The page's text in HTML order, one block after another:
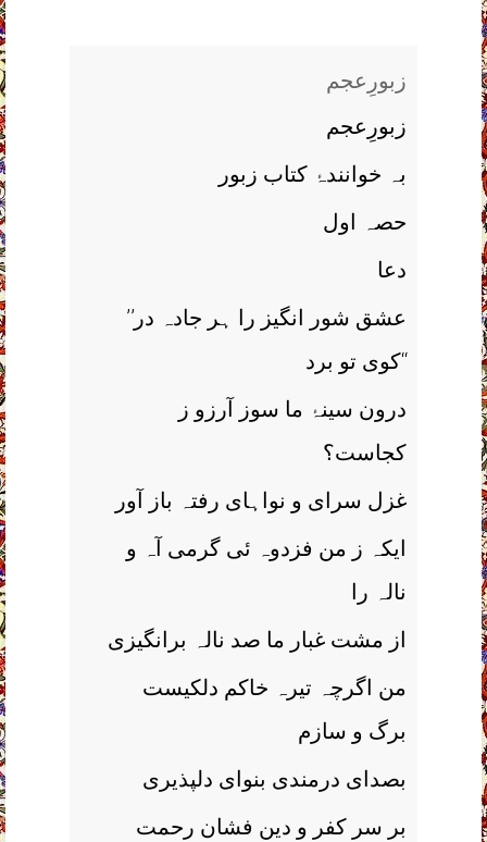
زبورِعجم
زبورِعجم
بہ خوانندۂ کتاب زبور
حصہ اول
دعا
’’عشق شور انگیز را ہر جادہ در
کوی تو برد‘‘
درون سینۂ ما سوز آرزو ز
کجاست؟
غزل سرای و نواہای رفتہ باز آور
ایکہ ز من فزدوہ ئی گرمی آہ و
نالہ را
از مشت غبار ما صد نالہ برانگیزی
من اگرچہ تیرہ خاکم دلکیست
برگ و سازم
بصدای درمندی بنوای دلپذیری
بر سر کفر و دین فشان رحمت